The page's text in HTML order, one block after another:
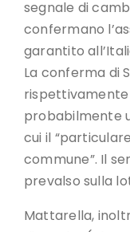
segnale di
confermano
garantito
La conferma di
rispettivamente
probabilmente
cui il
commune”. Il
prevalso sulla
Mattarella,